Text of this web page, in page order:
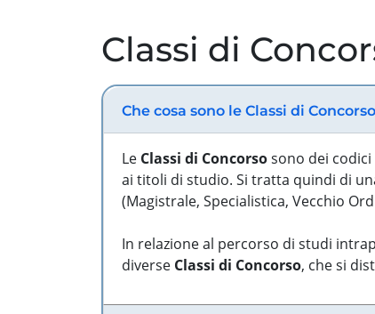
Classi di
Che cosa sono le Classi di
Le Classi di Concorsosono dei
ai titoli di studio. Si tratta quindi di
(Magistrale, Specialistica, Vecchio
In relazione al percorso di studi
diverse Classi di Concorso, che si